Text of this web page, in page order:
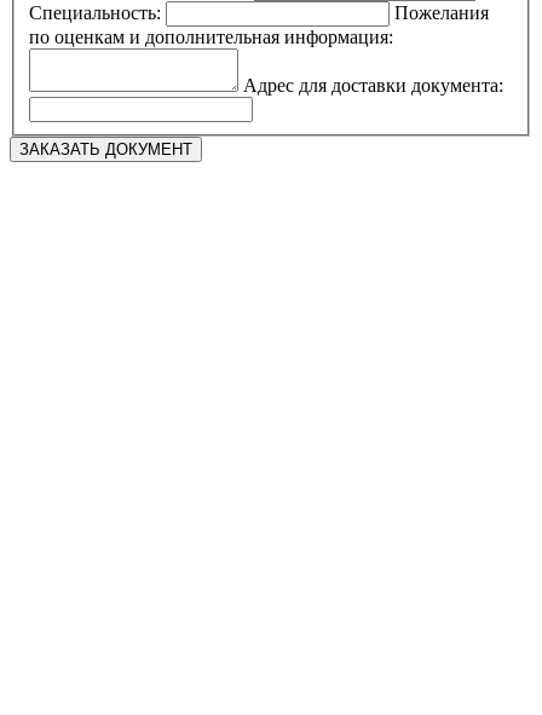
Специальность:
Пожелания
по оценкам и дополнительная информация:
Адрес для доставки документа: